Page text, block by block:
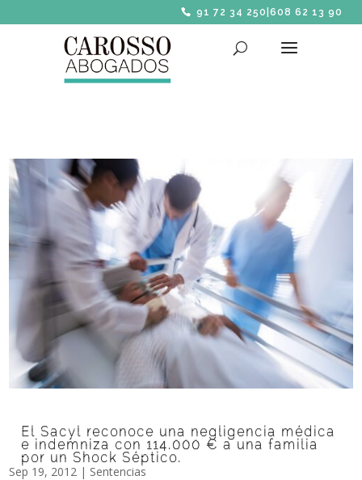
91 72 34 250 608 62 13 90
El Sacyl reconoce una negligencia médica
e indemniza con 114.000 € a una familia
por un Shock Séptico.
Sep 19, 2012 | Sentencias